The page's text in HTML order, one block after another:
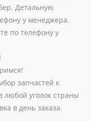
Детальную
у менеджера.
по телефону у
запчастей к
любой уголок страны
в день заказа.